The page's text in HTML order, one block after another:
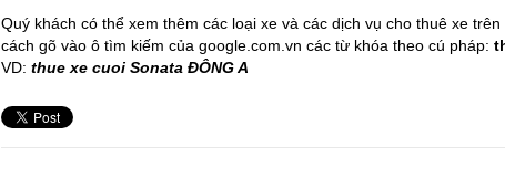
Quý khách có thể xem thêm các loại xe và các dịch vụ cho thuê xe
cách gõ vào ô tìm kiếm của google.com.vn các từ khóa theo cú pháp:
VD: thue xe cuoi Sonata ĐÔNG A